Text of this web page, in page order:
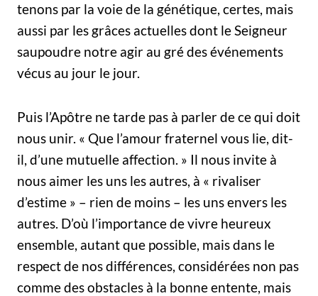
tenons par la voie de la génétique, certes, mais
aussi par les grâces actuelles dont le Seigneur
saupoudre notre agir au gré des événements
vécus au jour le jour.
Puis l’Apôtre ne tarde pas à parler de ce qui doit
nous unir. « Que l’amour fraternel vous lie, dit-
il, d’une mutuelle affection. » Il nous invite à
nous aimer les uns les autres, à « rivaliser
d’estime » – rien de moins – les uns envers les
autres. D’où l’importance de vivre heureux
ensemble, autant que possible, mais dans le
respect de nos différences, considérées non pas
comme des obstacles à la bonne entente, mais